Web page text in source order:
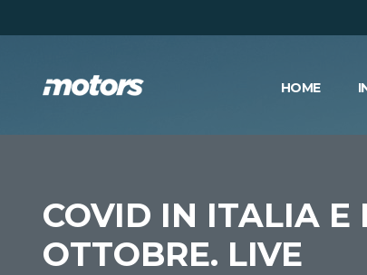
HOME
COVID IN ITALIA E
OTTOBRE. LIVE